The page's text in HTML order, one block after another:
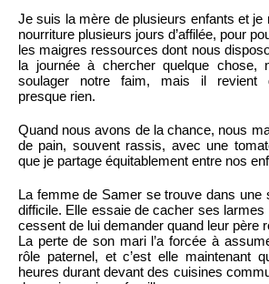
Je suis la mère de plusieurs enfants et je
nourriture plusieurs jours d’affilée, pour
les maigres ressources dont nous
la journée à chercher quelque chose,
soulager notre faim, mais il revient
presque rien.
Quand nous avons de la chance, nous
de pain, souvent rassis, avec une
que je partage équitablement entre nos
La femme de Samer se trouve dans une
difficile. Elle essaie de cacher ses
cessent de lui demander quand leur père
La perte de son mari l’a forcée à
rôle paternel, et c’est elle maintenant
heures durant devant des cuisines